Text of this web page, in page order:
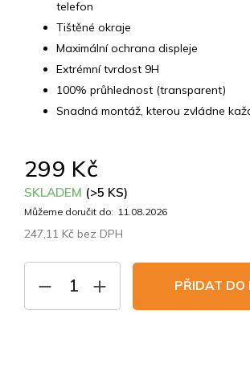
299 Kč
SKLADEM (>5 KS)
Můžeme doručit do: 11.08.2026
247,11 Kč bez DPH
PŘIDAT DO
telefon
Tištěné okraje
Maximální ochrana displeje
Extrémní tvrdost 9H
100% průhlednost (transparent)
Snadná montáž, kterou zvládne